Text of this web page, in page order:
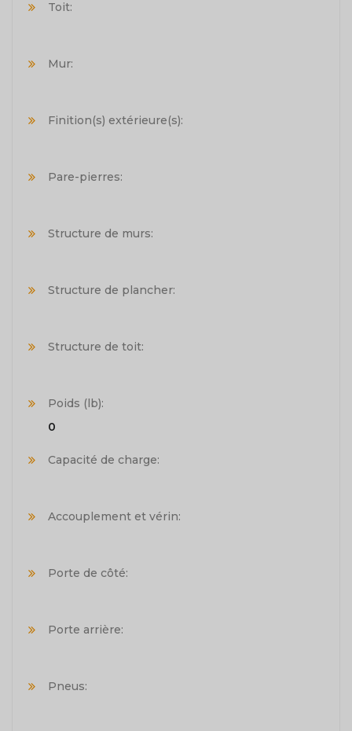
Toit:
Mur:
Finition(s) extérieure(s):
Pare-pierres:
Structure de murs:
Structure de plancher:
Structure de toit:
Poids (lb):
0
Capacité de charge:
Accouplement et vérin:
Porte de côté:
Porte arrière:
Pneus: